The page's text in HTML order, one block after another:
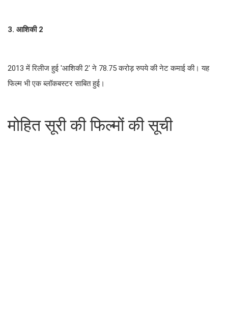
3. आशिकी 2
2013 में रिलीज हुई 'आशिकी 2' ने 78.75 करोड़ रुपये की नेट कमाई की। यह
फिल्म भी एक ब्लॉकबस्टर साबित हुई।
मोहित सूरी की फिल्मों की सूची